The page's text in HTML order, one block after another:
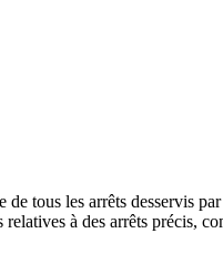
tous les arrêts desservis
à des arrêts précis,